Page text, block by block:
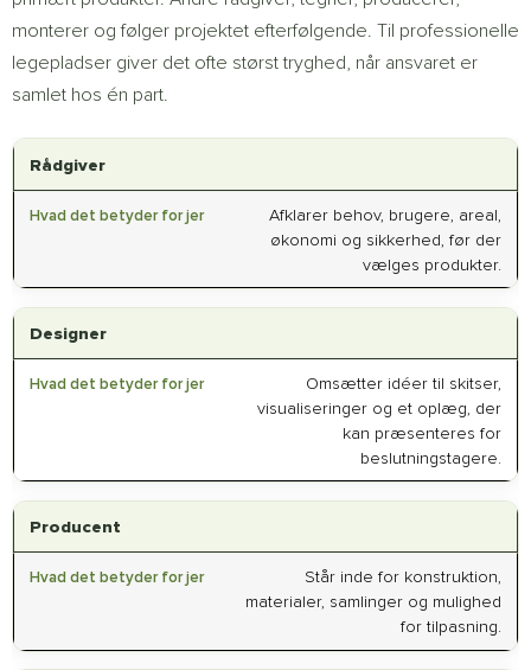
monterer og følger projektet efterfølgende. Til professionelle
legepladser giver det ofte størst tryghed, når ansvaret er
samlet hos én part.
Rådgiver
Afklarer behov, brugere, areal,
økonomi og sikkerhed, før der
vælges produkter.
Designer
Omsætter idéer til skitser,
visualiseringer og et oplæg, der
kan præsenteres for
beslutningstagere.
Producent
Står inde for konstruktion,
materialer, samlinger og mulighed
for tilpasning.